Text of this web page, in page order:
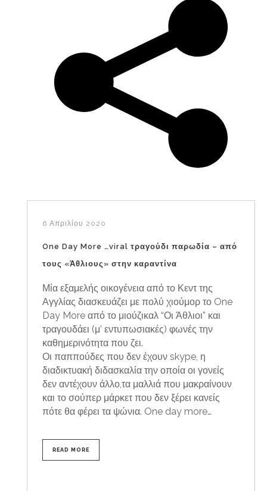
6 Απριλίου 2020
One Day More …viral τραγούδι παρωδία – από
τους «Άθλιους» στην καραντίνα
Μία εξαμελής οικογένεια από το Κεντ της
Αγγλίας διασκευάζει με πολύ χιούμορ το One
Day More από το μιούζικαλ “Οι Άθλιοι” και
τραγουδάει (μ’ εντυπωσιακές) φωνές την
καθημερινότητα που ζει.
Οι παππούδες που δεν έχουν skype, η
διαδικτυακή διδασκαλία την οποία οι γονείς
δεν αντέχουν άλλο,τα μαλλιά που μακραίνουν
και το σούπερ μάρκετ που δεν ξέρει κανείς
πότε θα φέρει τα ψώνια. One day more…
READ MORE